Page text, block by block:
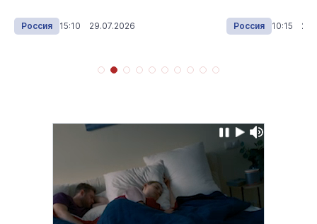
Россия 15:10 29.07.2026 Россия 10:15